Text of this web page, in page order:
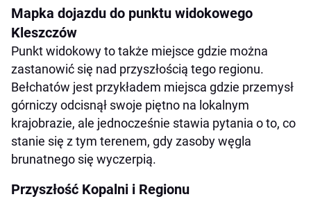
Mapka dojazdu do punktu widokowego
Kleszczów
Punkt widokowy to także miejsce gdzie można
zastanowić się nad przyszłością tego regionu.
Bełchatów jest przykładem miejsca gdzie przemysł
górniczy odcisnął swoje piętno na lokalnym
krajobrazie, ale jednocześnie stawia pytania o to, co
stanie się z tym terenem, gdy zasoby węgla
brunatnego się wyczerpią.
Przyszłość Kopalni i Regionu